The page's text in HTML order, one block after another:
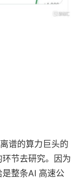
谱的算力巨头的
节去研究。因为
整条AI 高速公